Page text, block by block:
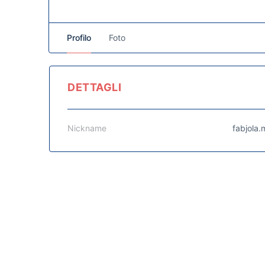
Profilo Foto
DETTAGLI
Nickname